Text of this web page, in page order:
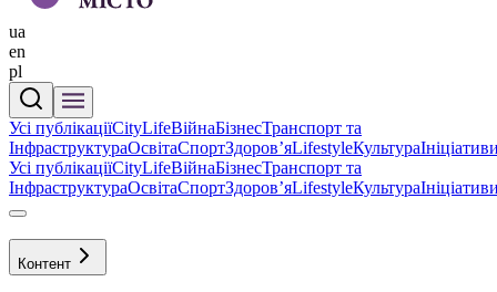
ua
en
pl
Усі публікаціїCityLifeВійнаБізнесТранспорт та
ІнфраструктураОсвітаСпортЗдоровʼяLifestyleКультура
Усі публікаціїCityLifeВійнаБізнесТранспорт та
ІнфраструктураОсвітаСпортЗдоровʼяLifestyleКультура
Контент